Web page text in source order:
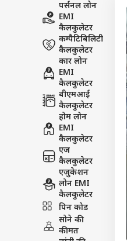
पर्सनल लोन
EMI
कैलकुलेटर
कम्पैटिबिलिटी
कैलकुलेटर
कार लोन
EMI
कैलकुलेटर
बीएमआई
कैलकुलेटर
होम लोन
EMI
कैलकुलेटर
एज
कैलकुलेटर
एजुकेशन
लोन EMI
कैलकुलेटर
पिन कोड
सोने की
कीमत